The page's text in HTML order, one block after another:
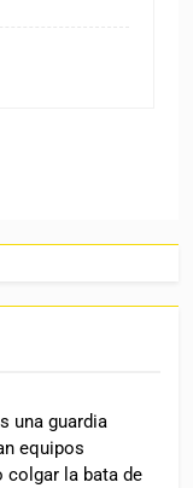
una guardia
equipos
colgar la bata de